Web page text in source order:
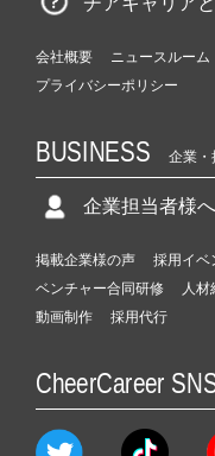
会社概要 ニュースルーム
プライバシーポリシー
BUSINESS 企業・
企業担当者様へ
掲載企業様の声 採用イベ
ベンチャー合同研修
人材
動画制作
採用代行
CheerCareer